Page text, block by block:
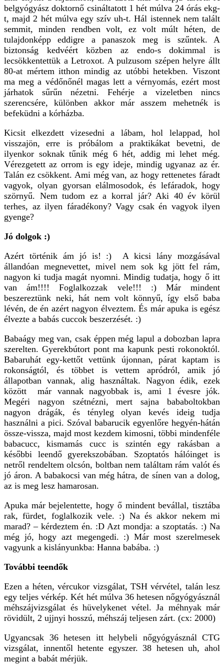
belgyógyász doktornő csináltatott 1 hét múlva 24 órás ekg-
t, majd 2 hét múlva egy szív uh-t. Hál istennek nem talált
semmit, minden rendben volt, ez volt múlt héten, de
tulajdonképp eddigre a panaszok meg is szűntek. A
biztonság kedvéért közben az endo-s dokimmal is
lecsökkentettük a Letroxot. A pulzusom szépen helyre állt
80-at mértem itthon mindig az utóbbi hetekben. Viszont
ma meg a védőnőnél magas lett a vérnyomás, ezért most
járhatok sűrűn nézetni. Fehérje a vizeletben nincs
szerencsére, különben akkor már asszem mehetnék is
befeküdni a kórházba.
Kicsit elkezdett vizesedni a lábam, hol lelappad, hol
visszajön, erre is próbálom a praktikákat bevetni, de
ilyenkor soknak tűnik még 6 hét, addig mi lehet még.
Vérezgetett az orrom is egy ideje, mindig ugyanaz az ér.
Talán ez csökkent. Ami még van, az hogy rettenetes fáradt
vagyok, olyan gyorsan elálmosodok, és lefáradok, hogy
szörnyű. Nem tudom ez a korral jár? Aki 40 év körül
terhes, az ilyen fáradékony? Vagy csak én vagyok ilyen
gyenge?
Jó dolgok :)
Azért történik ám jó is! :) A kicsi lány mozgásával
állandóan megnevettet, mivel nem sok kg jött fel rám,
nagyon ki tudja magát nyomni. Mindig tudatja, hogy ő itt
van ám!!!! Foglalkozzak vele!!! :) Már mindent
beszereztünk neki, hát nem volt könnyű, így első baba
lévén, de én azért nagyon élveztem. És már apuka is egész
élvezte a babás cuccok beszerzését. :)
Babaágy meg van, csak éppen még lapul a dobozban lapra
szerelten. Gyerekbútort pont ma kapunk pesti rokonoktól.
Babaruhát egy-kettőt vettünk újonnan, párat kaptam is
rokonságtól, és többet is vettem apródról, amik jó
állapotban vannak, alig használtak. Nagyon édik, ezek
között már vannak nagyobbak is, ami 1 évesre jók.
Megéri nagyon szétnézni, mert sajna bababoltokban
nagyon drágák, és tényleg olyan kevés ideig tudja
használni a pici. Szóval babarucik egyenlőre hegyén-hátán
össze-vissza, majd most kezdem kimosni, többi mindenféle
babacucc, kismamás cucc is szintén egy rakásban a
későbbi leendő gyerekszobában. Szoptatós hálóinget is
netről rendeltem olcsón, boltban nem találtam rám valót és
jó áron. A babakocsi van még hátra, de sínen van a dolog,
az is meg lesz hamarosan.
Apuka már bejelentette, hogy ő mindent bevállal, tisztába
rak, fürdet, foglalkozik vele. :) Na és akkor nekem mi
marad? – kérdeztem én. :D Azt mondja: a szoptatás. :) Na
még jó, hogy azt megengedi. :) Már most szerelmesek
vagyunk a kislányunkba: Hanna babába. :)
További teendők
Ezen a héten, vércukor vizsgálat, TSH vérvétel, talán lesz
egy teljes vérkép. Két hét múlva 36 hetesen nőgyógyásznál
méhszájvizsgálat és hüvelykenet vétel. Ja méhnyak már
rövidült, 2 ujjnyi hosszú, méhszáj teljesen zárt. (cx: 2000)
Ugyancsak 36 hetesen itt helybeli nőgyógyásznál CTG
vizsgálat, innentől hetente egyszer. 38 hetesen uh, ahol
megint a babát mérjük.